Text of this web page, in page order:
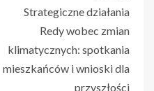
Strategiczne działania
Redy wobec zmian
klimatycznych: spotkania
mieszkańców i wnioski dla
przyszłości